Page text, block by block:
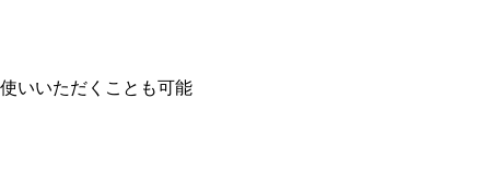
いいただくことも可能